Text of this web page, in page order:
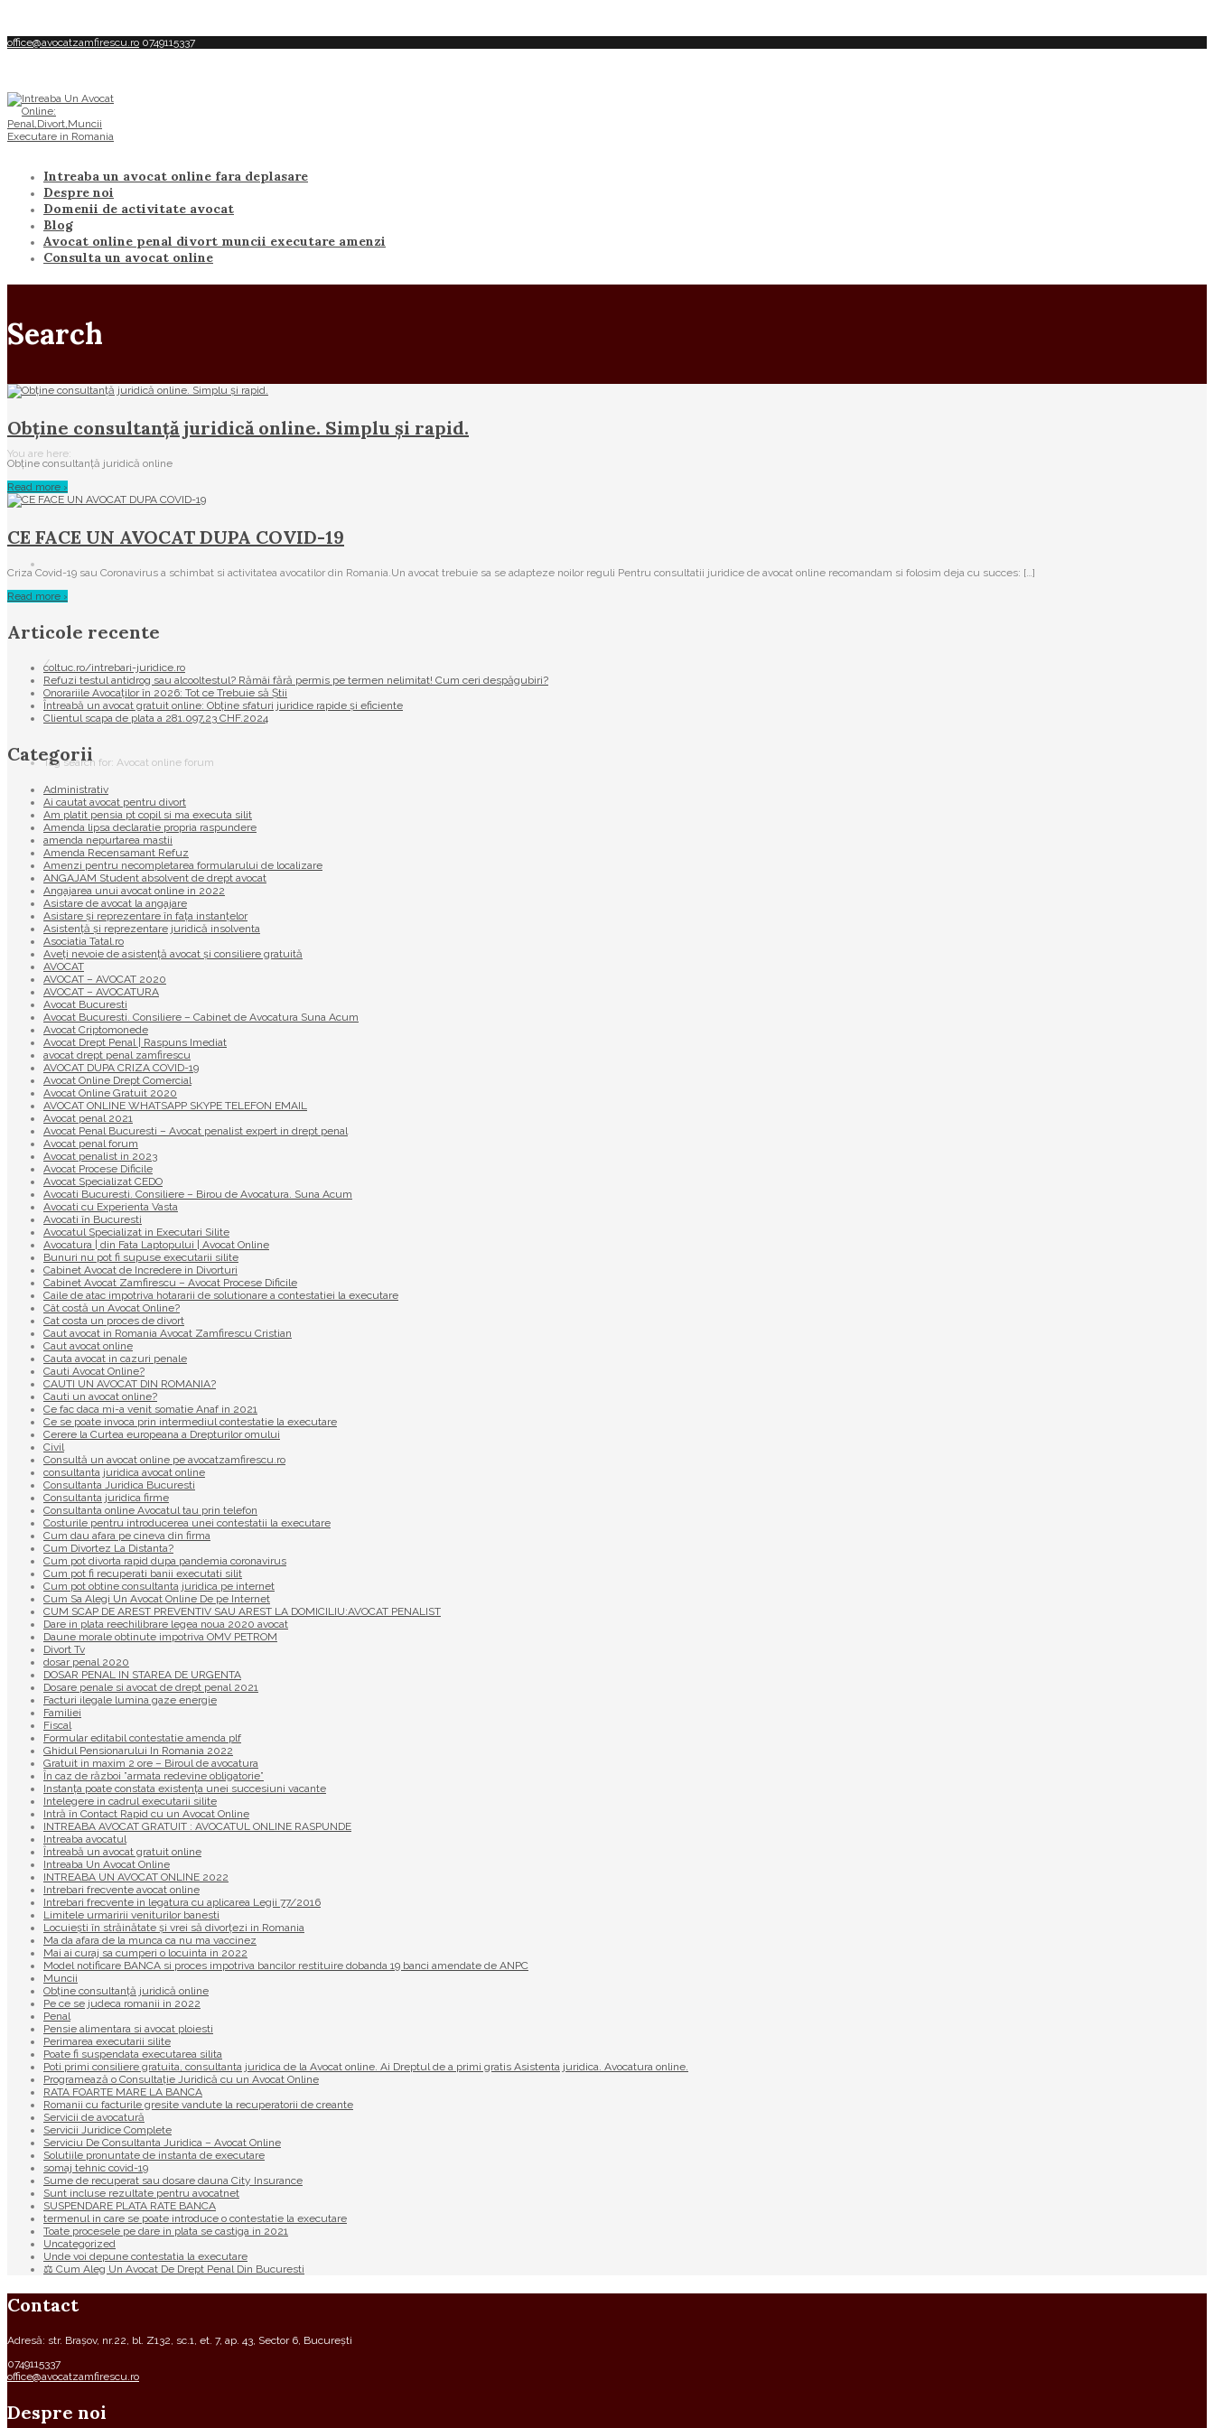
office@avocatzamfirescu.ro 0749115337
Intreaba un avocat online fara deplasare
Despre noi
Domenii de activitate avocat
Blog
Avocat online penal divort muncii executare amenzi
Consulta un avocat online
Search
You are here:
/
Tag search for: Avocat online forum
Obține consultanță juridică online. Simplu și rapid.
Obține consultanță juridică online
Read more ›
CE FACE UN AVOCAT DUPA COVID-19
Criza Covid-19 sau Coronavirus a schimbat si activitatea avocatilor din Romania.Un avocat trebuie sa se adapteze noilor reguli Pentru consultatii juridice de avocat online recomandam si folosim deja cu succes: […]
Read more ›
Articole recente
coltuc.ro/intrebari-juridice.ro
Refuzi testul antidrog sau alcooltestul? Rămâi fără permis pe termen nelimitat! Cum ceri despăgubiri?
Onorariile Avocaților în 2026: Tot ce Trebuie să Știi
Întreabă un avocat gratuit online: Obține sfaturi juridice rapide și eficiente
Clientul scapa de plata a 281.097,23 CHF.2024
Categorii
Administrativ
Ai cautat avocat pentru divort
Am platit pensia pt copil si ma executa silit
Amenda lipsa declaratie propria raspundere
amenda nepurtarea mastii
Amenda Recensamant Refuz
Amenzi pentru necompletarea formularului de localizare
ANGAJAM Student absolvent de drept avocat
Angajarea unui avocat online in 2022
Asistare de avocat la angajare
Asistare și reprezentare în fața instanțelor
Asistență și reprezentare juridică insolventa
Asociatia Tatal.ro
Aveţi nevoie de asistenţă avocat şi consiliere gratuită
AVOCAT
AVOCAT – AVOCAT 2020
AVOCAT – AVOCATURA
Avocat Bucuresti
Avocat Bucuresti. Consiliere – Cabinet de Avocatura Suna Acum
Avocat Criptomonede
Avocat Drept Penal | Raspuns Imediat
avocat drept penal zamfirescu
AVOCAT DUPA CRIZA COVID-19
Avocat Online Drept Comercial
Avocat Online Gratuit 2020
AVOCAT ONLINE WHATSAPP SKYPE TELEFON EMAIL
Avocat penal 2021
Avocat Penal Bucuresti – Avocat penalist expert in drept penal
Avocat penal forum
Avocat penalist in 2023
Avocat Procese Dificile
Avocat Specializat CEDO
Avocati Bucuresti. Consiliere – Birou de Avocatura. Suna Acum
Avocati cu Experienta Vasta
Avocati în Bucuresti
Avocatul Specializat in Executari Silite
Avocatura | din Fata Laptopului | Avocat Online
Bunuri nu pot fi supuse executarii silite
Cabinet Avocat de Incredere in Divorturi
Cabinet Avocat Zamfirescu – Avocat Procese Dificile
Caile de atac impotriva hotararii de solutionare a contestatiei la executare
Cât costă un Avocat Online?
Cat costa un proces de divort
Caut avocat in Romania Avocat Zamfirescu Cristian
Caut avocat online
Cauta avocat in cazuri penale
Cauti Avocat Online?
CAUTI UN AVOCAT DIN ROMANIA?
Cauti un avocat online?
Ce fac daca mi-a venit somatie Anaf in 2021
Ce se poate invoca prin intermediul contestatie la executare
Cerere la Curtea europeana a Drepturilor omului
Civil
Consultă un avocat online pe avocatzamfirescu.ro
consultanta juridica avocat online
Consultanta Juridica Bucuresti
Consultanta juridica firme
Consultanta online Avocatul tau prin telefon
Costurile pentru introducerea unei contestatii la executare
Cum dau afara pe cineva din firma
Cum Divortez La Distanta?
Cum pot divorta rapid dupa pandemia coronavirus
Cum pot fi recuperati banii executati silit
Cum pot obtine consultanta juridica pe internet
Cum Sa Alegi Un Avocat Online De pe Internet
CUM SCAP DE AREST PREVENTIV SAU AREST LA DOMICILIU:AVOCAT PENALIST
Dare in plata reechilibrare legea noua 2020 avocat
Daune morale obtinute impotriva OMV PETROM
Divort Tv
dosar penal 2020
DOSAR PENAL IN STAREA DE URGENTA
Dosare penale si avocat de drept penal 2021
Facturi ilegale lumina gaze energie
Familiei
Fiscal
Formular editabil contestatie amenda plf
Ghidul Pensionarului In Romania 2022
Gratuit in maxim 2 ore – Biroul de avocatura
În caz de război ”armata redevine obligatorie”
Instanța poate constata existenţa unei succesiuni vacante
Intelegere in cadrul executarii silite
Intră în Contact Rapid cu un Avocat Online
INTREABA AVOCAT GRATUIT : AVOCATUL ONLINE RASPUNDE
Intreaba avocatul
Întreabă un avocat gratuit online
Intreaba Un Avocat Online
INTREABA UN AVOCAT ONLINE 2022
Intrebari frecvente avocat online
Intrebari frecvente in legatura cu aplicarea Legii 77/2016
Limitele urmaririi veniturilor banesti
Locuiești în străinătate și vrei să divorțezi in Romania
Ma da afara de la munca ca nu ma vaccinez
Mai ai curaj sa cumperi o locuinta in 2022
Model notificare BANCA si proces impotriva bancilor restituire dobanda 19 banci amendate de ANPC
Muncii
Obține consultanță juridică online
Pe ce se judeca romanii in 2022
Penal
Pensie alimentara si avocat ploiesti
Perimarea executarii silite
Poate fi suspendata executarea silita
Poti primi consiliere gratuita, consultanta juridica de la Avocat online. Ai Dreptul de a primi gratis Asistenta juridica. Avocatura online.
Programează o Consultație Juridică cu un Avocat Online
RATA FOARTE MARE LA BANCA
Romanii cu facturile gresite vandute la recuperatorii de creante
Servicii de avocatură
Servicii Juridice Complete
Serviciu De Consultanta Juridica – Avocat Online
Solutiile pronuntate de instanta de executare
somaj tehnic covid-19
Sume de recuperat sau dosare dauna City Insurance
Sunt incluse rezultate pentru avocatnet
SUSPENDARE PLATA RATE BANCA
termenul in care se poate introduce o contestatie la executare
Toate procesele pe dare in plata se castiga in 2021
Uncategorized
Unde voi depune contestatia la executare
⚖ Cum Aleg Un Avocat De Drept Penal Din Bucuresti
Contact
Adresă: str. Brașov, nr.22, bl. Z132, sc.1, et. 7, ap. 43, Sector 6, București
0749115337
office@avocatzamfirescu.ro
Despre noi